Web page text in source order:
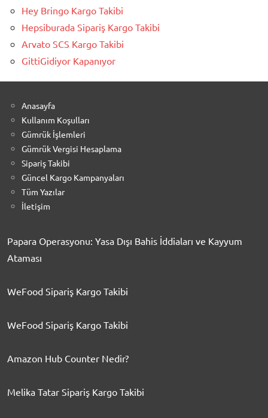
Hey Bringo Kargo Takibi
Hepsiburada Sipariş Kargo Takibi
Arvato SCS Kargo Takibi
GittiGidiyor Kapanıyor
Anasayfa
Kullanım Koşulları
Gümrük İşlemleri
Gümrük Vergisi Hesaplama
Sipariş Takibi
Güncel Kargo Kampanyaları
Tüm Yazılar
İletişim
Papara Operasyonu: Yasa Dışı Bahis İddiaları ve Kayyum
Ataması
WeFood Sipariş Kargo Takibi
WeFood Sipariş Kargo Takibi
Amazon Hub Counter Nedir?
Melika Tatar Sipariş Kargo Takibi